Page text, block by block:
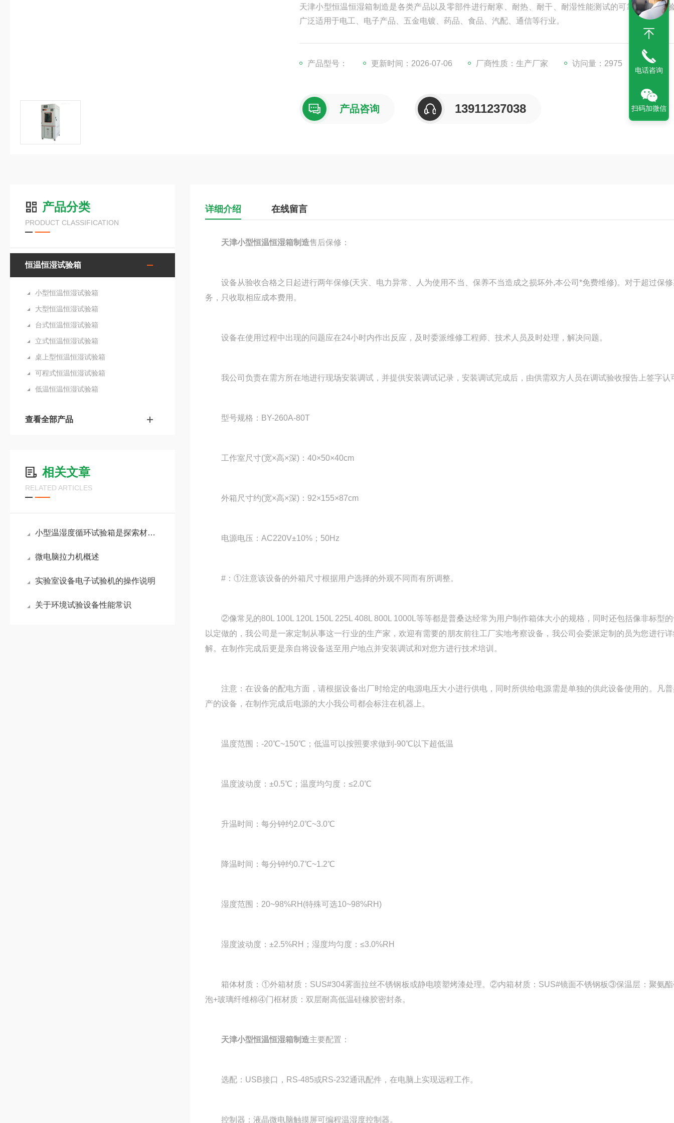
天津小型恒温恒湿箱制造是各类产品以及零部件进行耐寒、耐热、耐干、耐湿性能测试的可靠性环境试
广泛适用于电工、电子产品、五金电镀、药品、食品、汽配、通信等行业。
产品型号： 更新时间：2026-07-06 厂商性质：生产厂家 访问量：2975
产品咨询 13911237038
产品分类
PRODUCT CLASSIFICATION
恒温恒湿试验箱
小型恒温恒湿试验箱
大型恒温恒湿试验箱
台式恒温恒湿试验箱
立式恒温恒湿试验箱
桌上型恒温恒湿试验箱
可程式恒温恒湿试验箱
低温恒温恒湿试验箱
查看全部产品
相关文章
RELATED ARTICLES
小型温湿度循环试验箱是探索材料性能的关键工具
微电脑拉力机概述
实验室设备电子试验机的操作说明
关于环境试验设备性能常识
详细介绍 在线留言
天津小型恒温恒湿箱制造售后保修：
设备从验收合格之日起进行两年保修(天灾、电力异常、人为使用不当、保养不当造成之损坏外,本公司*免费维修)。对于超过保
务，只收取相应成本费用。
设备在使用过程中出现的问题应在24小时内作出反应，及时委派维修工程师、技术人员及时处理，解决问题。
我公司负责在需方所在地进行现场安装调试，并提供安装调试记录，安装调试完成后，由供需双方人员在调试验收报告上签字认
型号规格：BY-260A-80T
工作室尺寸(宽×高×深)：40×50×40cm
外箱尺寸约(宽×高×深)：92×155×87cm
电源电压：AC220V±10%；50Hz
#：①注意该设备的外箱尺寸根据用户选择的外观不同而有所调整。
②像常见的80L 100L 120L 150L 225L 408L 800L 1000L等等都是普桑达经常为用户制作箱体大小的规格，同时还包括像非标型
以定做的，我公司是一家定制从事这一行业的生产家，欢迎有需要的朋友前往工厂实地考察设备，我公司会委派定制的员为您进行
解。在制作完成后更是亲自将设备送至用户地点并安装调试和对您方进行技术培训。
注意：在设备的配电方面，请根据设备出厂时给定的电源电压大小进行供电，同时所供给电源需是单独的供此设备使用的。凡
产的设备，在制作完成后电源的大小我公司都会标注在机器上。
温度范围：-20℃~150℃；低温可以按照要求做到-90℃以下超低温
温度波动度：±0.5℃；温度均匀度：≤2.0℃
升温时间：每分钟约2.0℃~3.0℃
降温时间：每分钟约0.7℃~1.2℃
湿度范围：20~98%RH(特殊可选10~98%RH)
湿度波动度：±2.5%RH；湿度均匀度：≤3.0%RH
箱体材质：①外箱材质：SUS#304雾面拉丝不锈钢板或静电喷塑烤漆处理。②内箱材质：SUS#镜面不锈钢板③保温层：聚氨酯
泡+玻璃纤维棉④门框材质：双层耐高低温硅橡胶密封条。
天津小型恒温恒湿箱制造主要配置：
选配：USB接口，RS-485或RS-232通讯配件，在电脑上实现远程工作。
控制器：液晶微电脑触摸屏可编程温湿度控制器。
电话咨询
扫码加微信